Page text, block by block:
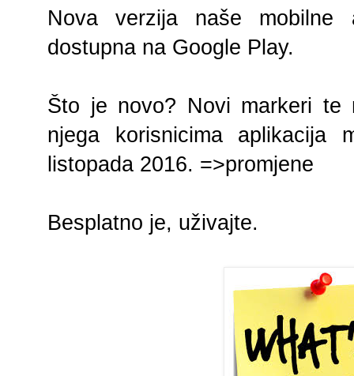
Nova verzija naše
dostupna na Google Play.
Što je novo? Novi markeri
njega korisnicima
listopada 2016. =>promjene
Besplatno je, uživajte.